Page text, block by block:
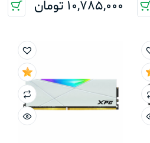
10,785,000 تومان